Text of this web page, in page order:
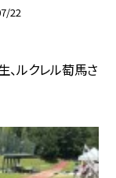
22
、ルクレル萄馬さ